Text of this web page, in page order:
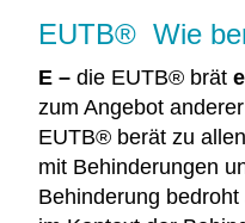
EUTB® Wie
E – die EUTB® brät
zum Angebot
EUTB® berät zu
mit Behinderungen
Behinderung